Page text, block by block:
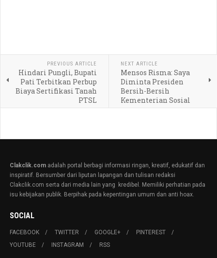
PREVIOUS ARTICLE
Hindari Pungli, Bupati
Pati Terbitkan Perbup
Biaya Sertifikasi Tanah
PTSL
NEXT ARTICLE
Mensos Risma: Saya
Diminta Presiden
Bersih-Bersih
Kementerian Sosial
Clakclik.com adalah portal berbagi informasi ringan, kreatif, edukatif dan
inspiratif. Bersumber dari liputan lapangan dan tulisan redaksi
Clakclik.com serta dari media lain yang kredibel. Memiliki perhatian pada
isu kebijakan publik. Berpihak pada kepentingan umum dan anti hoax.
SOCIAL
FACEBOOK TWITTER GOOGLE+
PINTEREST
YOUTUBE
INSTAGRAM RSS